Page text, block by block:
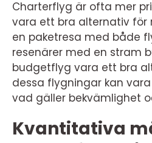
Charterflyg är ofta mer
vara ett bra alternativ för
en paketresa med både
resenärer med en stram
budgetflyg vara ett bra
dessa flygningar kan
vad gäller bekvämlighet
Kvantitativa